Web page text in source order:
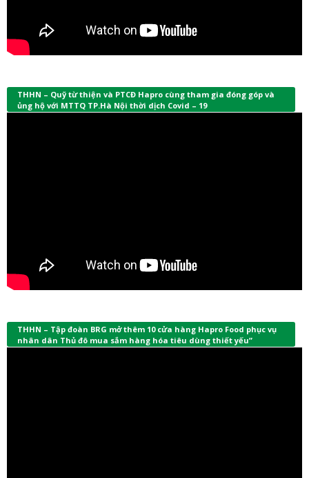
THHN – Quỹ từ thiện và PTCĐ Hapro cùng tham gia đóng góp và
ủng hộ với MTTQ TP.Hà Nội thời dịch Covid – 19
THHN – Tập đoàn BRG mở thêm 10 cửa hàng Hapro Food phục vụ
nhân dân Thủ đô mua sắm hàng hóa tiêu dùng thiết yếu”